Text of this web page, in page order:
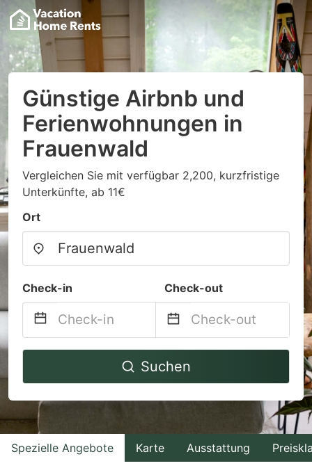
Günstige Airbnb und
Ferienwohnungen in
Frauenwald
Vergleichen Sie mit verfügbar 2,200, kurzfristige
Unterkünfte, ab 11€
Ort
Check-in Check-out
Navigate
to
with
the
Navigate
to
with
the
Suchen
Spezielle Angebote Karte Ausstattung